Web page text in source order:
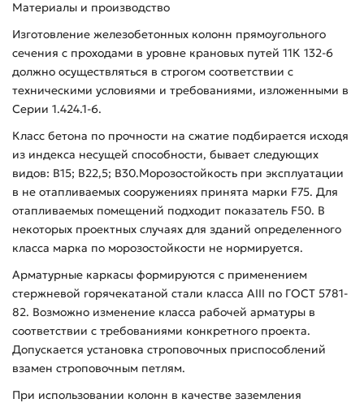
Материалы и производство
Изготовление железобетонных колонн прямоугольного
сечения с проходами в уровне крановых путей 11К 132-6
должно осуществляться в строгом соответствии с
техническими условиями и требованиями, изложенными в
Серии 1.424.1-6.
Класс бетона по прочности на сжатие подбирается исходя
из индекса несущей способности, бывает следующих
видов: В15; В22,5; В30.Морозостойкость при эксплуатации
в не отапливаемых сооружениях принята марки F75. Для
отапливаемых помещений подходит показатель F50. В
некоторых проектных случаях для зданий определенного
класса марка по морозостойкости не нормируется.
Арматурные каркасы формируются с применением
стержневой горячекатаной стали класса AIII по ГОСТ 5781-
82. Возможно изменение класса рабочей арматуры в
соответствии с требованиями конкретного проекта.
Допускается установка строповочных приспособлений
взамен строповочным петлям.
При использовании колонн в качестве заземления